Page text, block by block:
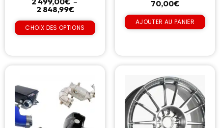
2 848,99€
CHOIX DES OPTIONS
70,00€
AJOUTER AU PANIER